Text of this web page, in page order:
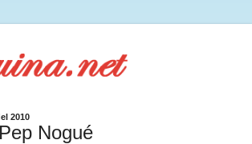
2010
Nogué